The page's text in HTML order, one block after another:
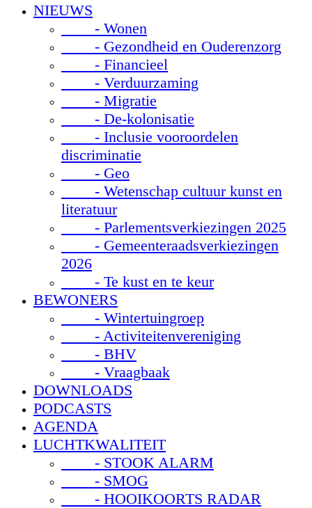
NIEUWS
- Wonen
- Gezondheid en Ouderenzorg
- Financieel
- Verduurzaming
- Migratie
- De-kolonisatie
- Inclusie vooroordelen
discriminatie
- Geo
- Wetenschap cultuur kunst en
literatuur
- Parlementsverkiezingen 2025
- Gemeenteraadsverkiezingen
2026
- Te kust en te keur
BEWONERS
- Wintertuingroep
- Activiteitenvereniging
- BHV
- Vraagbaak
DOWNLOADS
PODCASTS
AGENDA
LUCHTKWALITEIT
- STOOK ALARM
- SMOG
- HOOIKOORTS RADAR